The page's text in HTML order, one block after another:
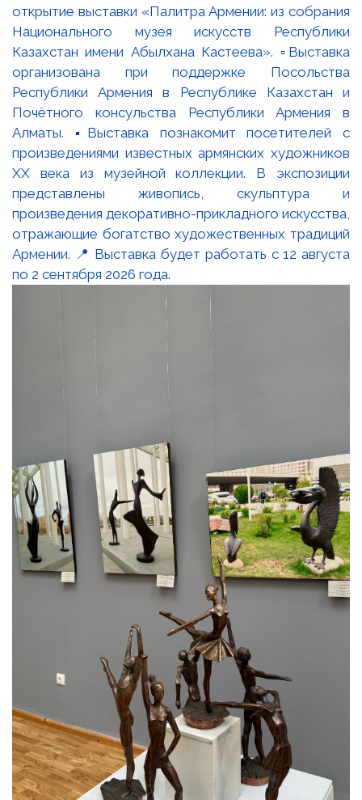
открытие выставки «Палитра Армении: из собрания
Национального музея искусств Республики
Казахстан имени Абылхана Кастеева». ▫️Выставка
организована при поддержке Посольства
Республики Армения в Республике Казахстан и
Почётного консульства Республики Армения в
Алматы. ▪️Выставка познакомит посетителей с
произведениями известных армянских художников
XX века из музейной коллекции. В экспозиции
представлены живопись, скульптура и
произведения декоративно-прикладного искусства,
отражающие богатство художественных традиций
Армении. 📍 Выставка будет работать с 12 августа
по 2 сентября 2026 года.